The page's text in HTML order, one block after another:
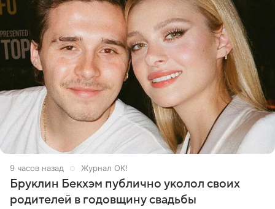
9 часов назад Журнал OK!
Бруклин Бекхэм публично уколол своих
родителей в годовщину свадьбы